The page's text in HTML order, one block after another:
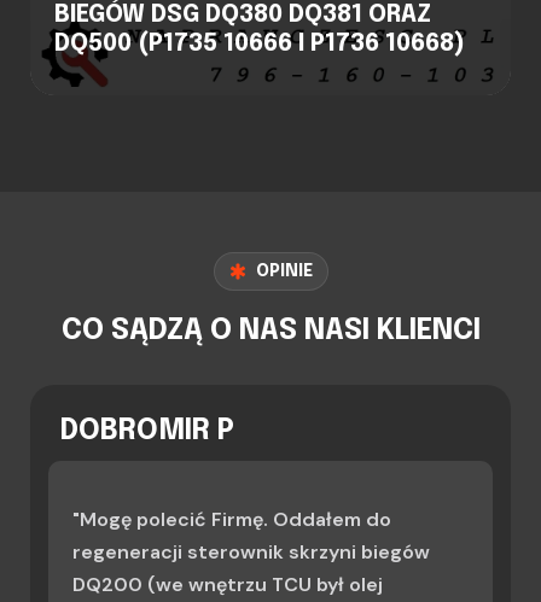
BIEGÓW DSG DQ380 DQ381 ORAZ
DQ500 (P1735 10666 I P1736 10668)
OPINIE
CO SĄDZĄ O NAS NASI KLIENCI
DOBROMIR P
"Mogę polecić Firmę. Oddałem do
regeneracji sterownik skrzyni biegów
DQ200 (we wnętrzu TCU był olej